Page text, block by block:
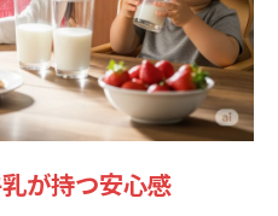
が持つ安心感